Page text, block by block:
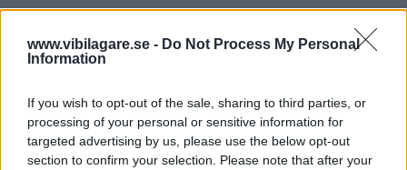
www.vibilagare.se - Do Not Process My Personal
Information
If you wish to opt-out of the sale, sharing to third parties, or
processing of your personal or sensitive information for
targeted advertising by us, please use the below opt-out
section to confirm your selection. Please note that after your
Här visas hur nöjda bilägarna är i förhållande
till varandra.
Betygen har omvandlats till indextal där 500
poäng är ett medelnöjdvärde.